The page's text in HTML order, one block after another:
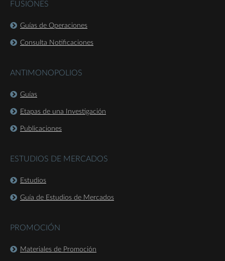
FUSIONES
Guías de Operaciones
Consulta Notificaciones
ANTIMONOPOLIOS
Guías
Etapas de una Investigación
Publicaciones
ESTUDIOS DE MERCADOS
Estudios
Guía de Estudios de Mercados
PROMOCIÓN
Materiales de Promoción